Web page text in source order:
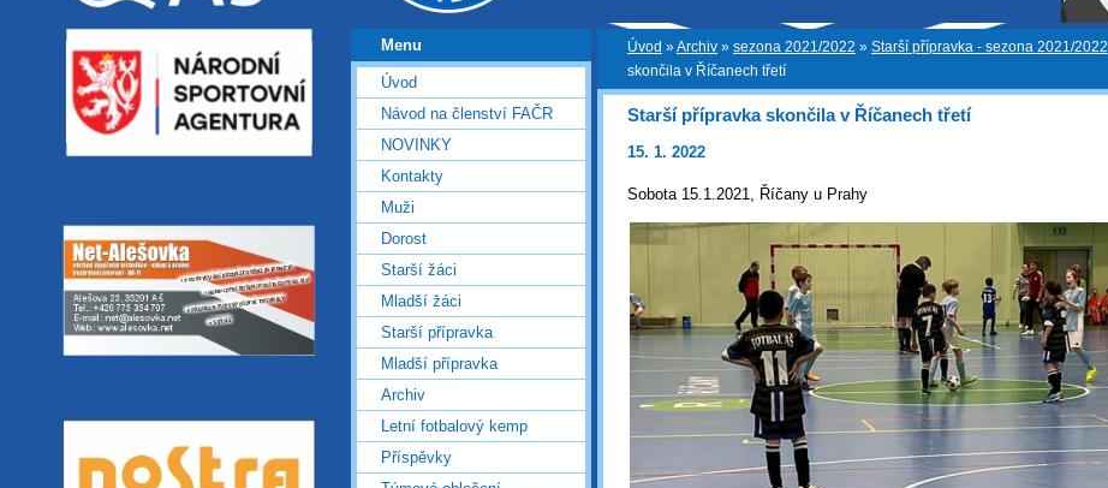
Úvod »Archiv » sezona 2021/2022 » Starší přípravka - sezona 2021/2022
skončila v Říčanech třetí
Starší přípravka skončila v Říčanech třetí
15. 1. 2022
Sobota 15.1.2021, Říčany u Prahy
Menu
Úvod
Návod na členství FAČR
NOVINKY
Kontakty
Muži
Dorost
Starší žáci
Mladší žáci
Starší přípravka
Mladší přípravka
Archiv
Letní fotbalový kemp
Příspěvky